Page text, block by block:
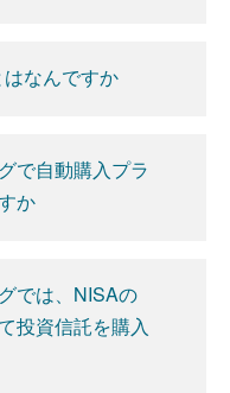
なんですか
で自動購入プラ
か
では、NISAの
投資信託を購入